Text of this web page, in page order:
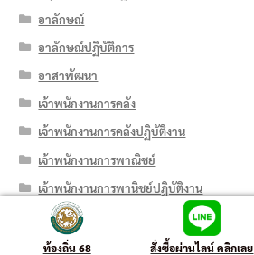
อาลักษณ์
อาลักษณ์ปฏิบัติการ
อาสาพัฒนา
เจ้าพนักงานการคลัง
เจ้าพนักงานการคลังปฏิบัติงาน
เจ้าพนักงานการพาณิชย์
เจ้าพนักงานการพานิชย์ปฏิบัติงาน
เจ้าพนักงานการเกษตร
เจ้าพนักงานการเกษตรปฏิบัติงาน
ท้องถิ่น 68 สั่งซื้อผ่านไลน์ คลิกเลย